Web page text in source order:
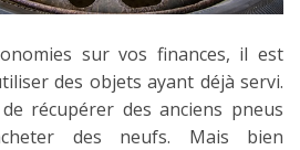
sur vos finances, il est
des objets ayant déjà servi.
récupérer des anciens pneus
des neufs. Mais bien